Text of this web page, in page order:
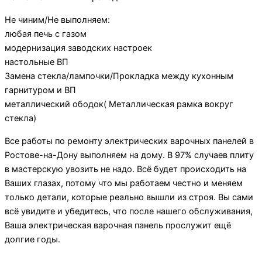
Не чиним/Не выполняем:
любая печь с газом
модернизация заводских настроек
настольные ВП
Замена стекла/лампочки/Прокладка между кухонным
гарнитуром и ВП
металлический ободок( Металлическая рамка вокруг
стекла)
Все работы по ремонту электрических варочных панелей в
Ростове-на-Дону выполняем на дому. В 97% случаев плиту
в мастерскую увозить не надо. Всё будет происходить на
Ваших глазах, потому что мы работаем честно и меняем
только детали, которые реально вышли из строя. Вы сами
всё увидите и убедитесь, что после нашего обслуживания,
Ваша электрическая варочная панель прослужит ещё
долгие годы.